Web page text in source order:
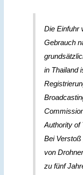
Die Einfuhr
Gebrauch
in Thailand
Authority of
Bei Verstoß
von
zu fünf